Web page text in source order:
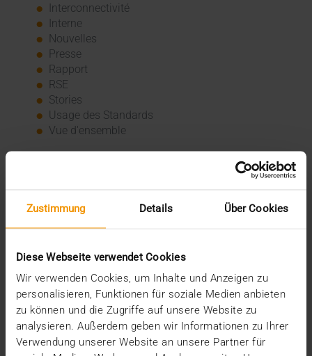
Zustimmung Details Über Cookies
Diese Webseite verwendet Cookies
Wir verwenden Cookies, um Inhalte und Anzeigen zu
personalisieren, Funktionen für soziale Medien anbieten
zu können und die Zugriffe auf unsere Website zu
analysieren. Außerdem geben wir Informationen zu Ihrer
Verwendung unserer Website an unsere Partner für
Interconnectivité
Interne
Nouvelles
Presse
Rapport
RSE
Stories
Usage des Standards
Vue d'ensemble
juillet (3)
juin (4)
janvier (3)
décembre (3)
novembre (2)
septembre (2)
août (2)
juillet (2)